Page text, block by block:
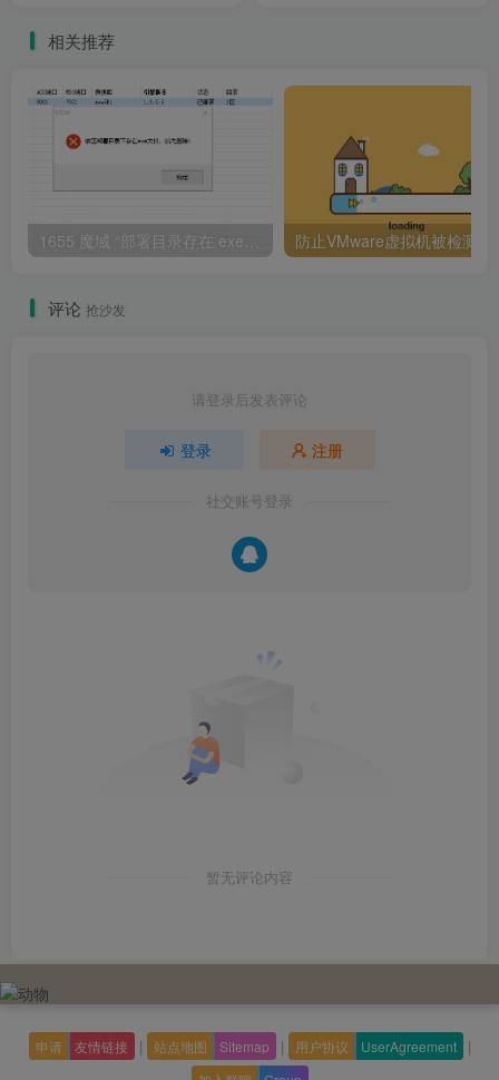
相关推荐
评论 抢沙发
请登录后发表评论
登录 注册
社交账号登录
暂无评论内容
申请 友情链接 | 站点地图 Sitemap | 用户协议 UserAgreement |